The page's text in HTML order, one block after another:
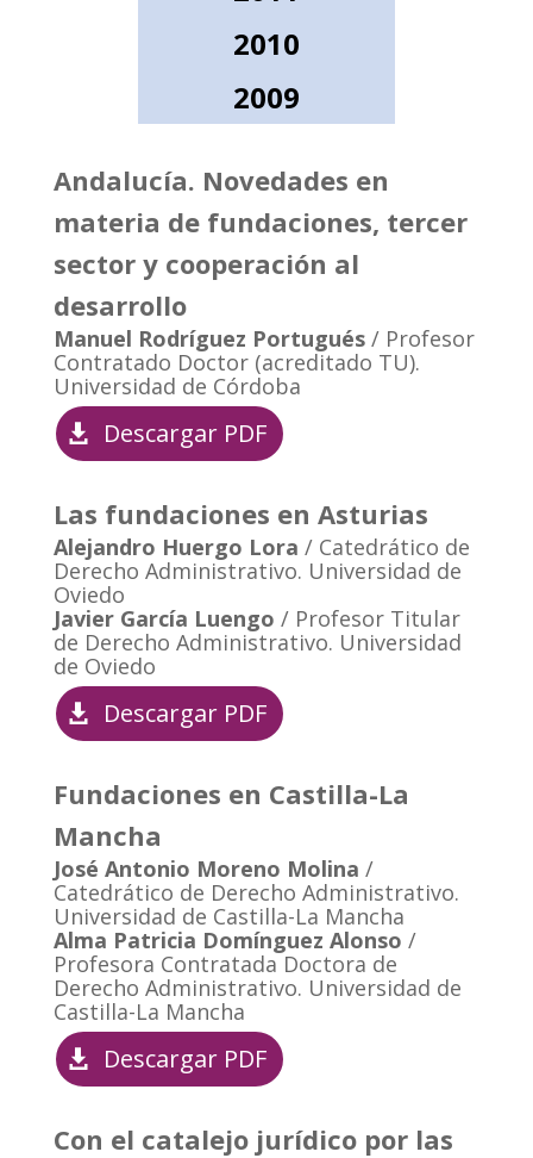
2010
2009
Andalucía. Novedades en
materia de fundaciones, tercer
sector y cooperación al
desarrollo
Manuel Rodríguez Portugués/ Profesor
Contratado Doctor (acreditado TU).
Universidad de Córdoba
Descargar PDF
Las fundaciones en Asturias
Alejandro Huergo Lora / Catedrático de
Derecho Administrativo. Universidad de
Oviedo
Javier García Luengo / Profesor Titular
de Derecho Administrativo. Universidad
de Oviedo
Descargar PDF
Fundaciones en Castilla-La
Mancha
José Antonio Moreno Molina /
Catedrático de Derecho Administrativo.
Universidad de Castilla-La Mancha
Alma Patricia Domínguez Alonso /
Profesora Contratada Doctora de
Derecho Administrativo. Universidad de
Castilla-La Mancha
Descargar PDF
Con el catalejo jurídico por las